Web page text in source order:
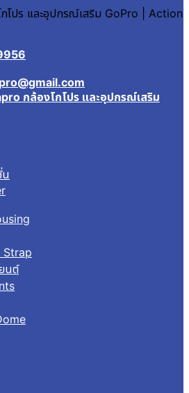
กโปร และอุปกรณ์เสริม GoPro | Action
กล้องโกโปร และอุปกรณ์เสริม
Strap
นต์